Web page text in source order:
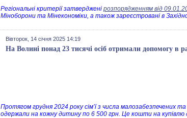
Регіональні критерії затверджені розпорядженням від
Міноборони та Мінекономіки, а також зареєстровані в
Вівторок, 14 січня 2025 14:19
На Волині понад 23 тисячі осіб отримали допомогу в
Протягом грудня 2024 року сім’ї з числа малозабезпечених
одержали на кожну дитину по 6 500 грн. Це кошти на купівлю